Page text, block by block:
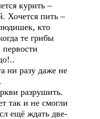
курить –
Хочется пить –
кто
те грибы
разу даже не
разрушить.
так и не смогли
ещё ждать две-